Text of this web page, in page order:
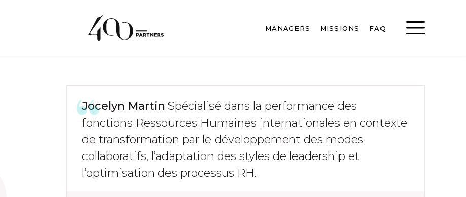
MANAGERS MISSIONS FAQ
Jocelyn Martin Spécialisé dans la performance des
fonctions Ressources Humaines internationales en contexte
de transformation par le développement des modes
collaboratifs, l’adaptation des styles de leadership et
l’optimisation des processus RH.